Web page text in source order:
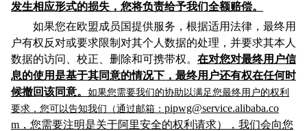
发生相应形式的损失，您将负责给予我们全额赔偿。
如果您在欧盟成员国提供服务，根据适用法律，最终用
户有权反对或要求限制对其个人数据的处理，并要求其本人
数据的访问、校正、删除和可携带权。 在对您对最终用户信
息的使用是基于其同意的情况下，最终用户还有权在任何时
候撤回该同意。 如果您需要我们的协助以满足您最终用户的权利
要求，您可以告知我们（通过邮箱： pipwg@service.alibaba.co
m，您需要注明是关于阿里安全的权利请求），我们会向您